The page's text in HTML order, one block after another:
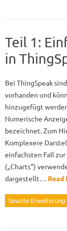
Teil 1:
in
Bei ThingSpeak
vorhanden und
hinzugefügt
Numerische
bezeichnet. Zum
Komplexere
einfachsten Fall
(„Charts“)
dargestellt… Read
Smarte Erweiterung